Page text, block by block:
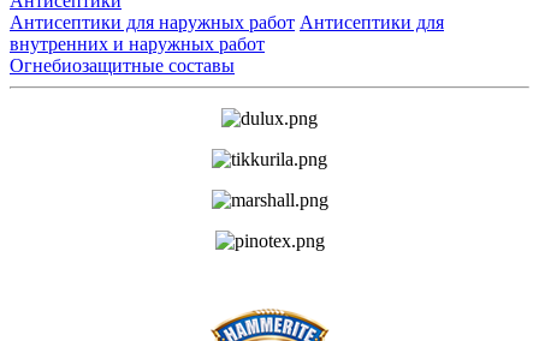
Антисептики для наружных работ Антисептики для
внутренних и наружных работ
Огнебиозащитные составы